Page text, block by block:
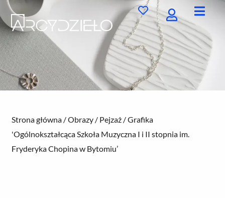
Przejdź
do
treści
Strona główna /Obrazy / Pejzaż / Grafika
'Ogólnokształcąca Szkoła Muzyczna I i II stopnia im.
Fryderyka Chopina w Bytomiu’